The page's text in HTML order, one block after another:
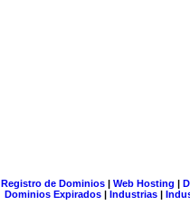
Registro de Dominios| Web Hosting |
Dominios Expirados | Industrias |